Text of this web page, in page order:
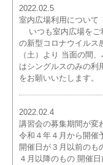
2022.02.5
室内広場利用について
いつも室内広場をご
の新型コロナウイルス
（土）より 当面の間
はシングルスのみの利
をお願いいたします。
2022.02.4
講習会の募集期間が変
令和４年４月から開催
開催日が３月以前のも
４月以降のもの 開催